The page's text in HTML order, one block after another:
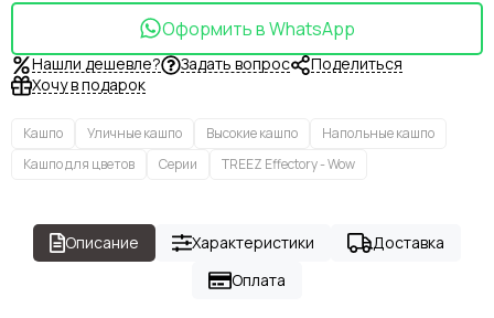
Оформить в WhatsApp
Нашли дешевле? Задать вопрос
Поделиться
Хочу в подарок
Кашпо Уличные кашпо Высокие кашпо
Напольные кашпо
Кашпо для цветов
Серии TREEZ Effectory - Wow
Описание Характеристики
Доставка
Оплата